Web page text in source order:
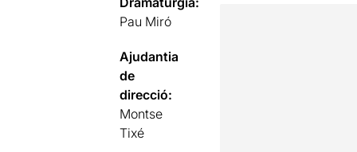
Pau Miró
Ajudantia
de
direcció:
Montse
Tixé